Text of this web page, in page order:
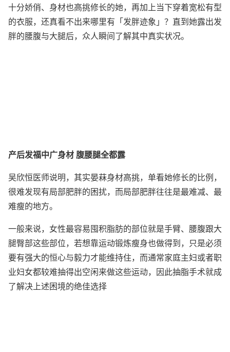
十分娇俏、身材也高挑修长的她，再加上当下穿着宽松有型
的衣服，还真看不出来哪里有「发胖迹象」？直到她露出发
胖的腰腹与大腿后，众人瞬间了解其中真实状况。
产后发福中广身材 腹腰腿全都露
吴欣恒医师说明，其实晏菻身材高挑，单看她修长的比例，
很难发现有局部肥胖的困扰，而局部肥胖往往是最难减、最
难瘦的地方。
一般来说，女性最容易囤积脂肪的部位就是手臂、腰腹跟大
腿臀部这些部位，若想靠运动锻炼瘦身也做得到，只是必须
要有强大的恒心与毅力才能维持住，而通常家庭主妇或者职
业妇女都较难抽得出空闲来做这些运动，因此抽脂手术就成
了解决上述困境的绝佳选择